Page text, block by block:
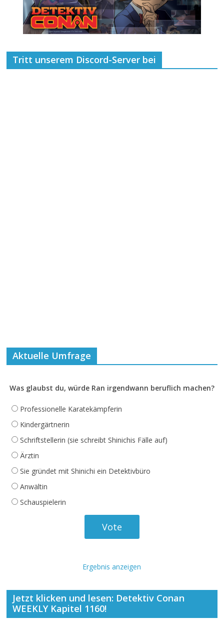
Tritt unserem Discord-Server bei
Aktuelle Umfrage
Was glaubst du, würde Ran irgendwann beruflich machen?
Professionelle Karatekämpferin
Kindergärtnerin
Schriftstellerin (sie schreibt Shinichis Fälle auf)
Ärztin
Sie gründet mit Shinichi ein Detektivbüro
Anwältin
Schauspielerin
Ergebnis anzeigen
Jetzt klicken und lesen: Detektiv Conan
WEEKLY Kapitel 1160!